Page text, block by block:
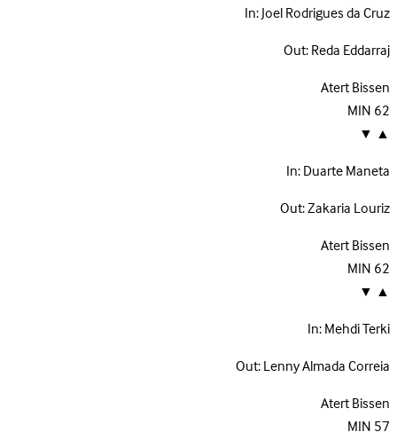
In:Joel Rodrigues da Cruz
Out:Reda Eddarraj
Atert Bissen
62
MIN
▲
▼
In:Duarte Maneta
Out:Zakaria Louriz
Atert Bissen
62
MIN
▲
▼
In:Mehdi Terki
Out:Lenny Almada Correia
Atert Bissen
57
MIN